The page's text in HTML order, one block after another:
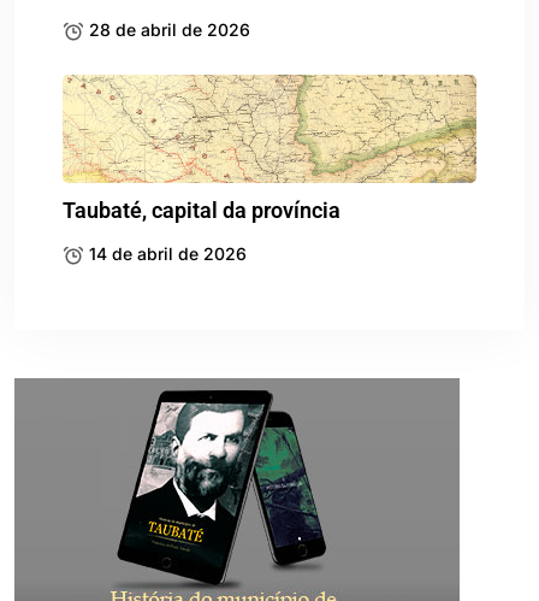
28 de abril de 2026
Taubaté, capital da província
14 de abril de 2026